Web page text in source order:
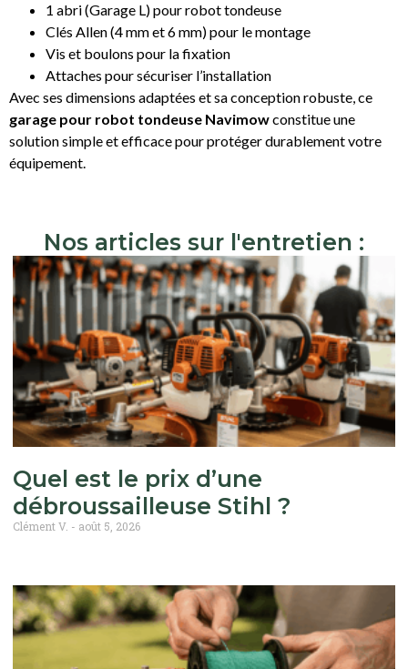
1 abri (Garage L) pour robot tondeuse
Clés Allen (4 mm et 6 mm) pour le montage
Vis et boulons pour la fixation
Attaches pour sécuriser l’installation
Avec ses dimensions adaptées et sa conception robuste, ce
garage pour robot tondeuse Navimowconstitue une
solution simple et efficace pour protéger durablement votre
équipement.
Nos articles sur l'entretien :
Quel est le prix d’une
débroussailleuse Stihl ?
Clément V. août 5, 2026